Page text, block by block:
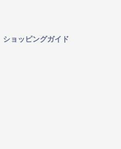
ショッピングガイド